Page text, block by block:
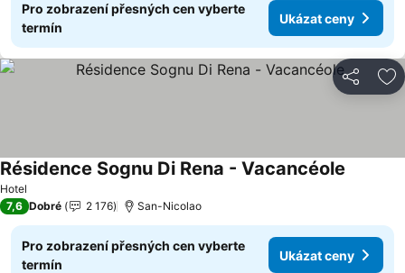
Pro zobrazení přesných cen vyberte
termín
Ukázat ceny
Sdílet
Hotel
Résidence Sognu Di Rena - Vacancéole
7,6 Dobré 2 176 San-Nicolao
Pro zobrazení přesných cen vyberte
termín
Ukázat ceny